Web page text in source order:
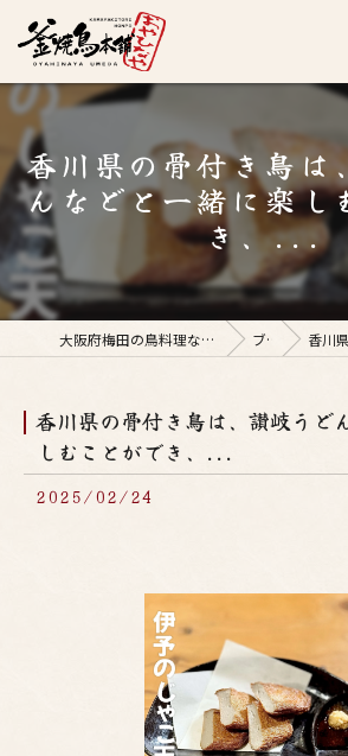
香川県の骨付き鳥は
んなどと一緒に楽し
き、...
大阪府梅田の鳥料理なら釜焼鳥本舗おやひなや 梅田店 ブログ 香川県の骨付
香川県の骨付き鳥は、讃岐うど
しむことができ、...
2025/02/24